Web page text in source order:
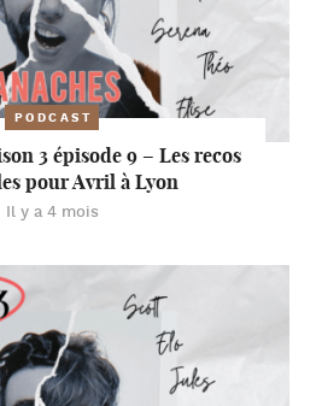
PODCAST
3 épisode 9 – Les recos
pour Avril à Lyon
Il y a 4 mois